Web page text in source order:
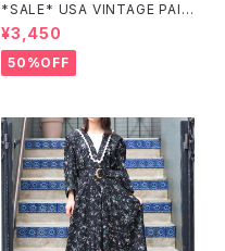
*SALE* USA VINTAGE PAIS
LEY PATTERNED DESIGN S
KIRT/アメリカ古着ペイズリー
柄デザインスカート
¥3,450
50%OFF